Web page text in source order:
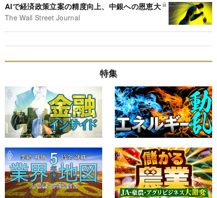
AIで経済政策立案の精度向上、中銀への恩恵大
The Wall Street Journal
特集